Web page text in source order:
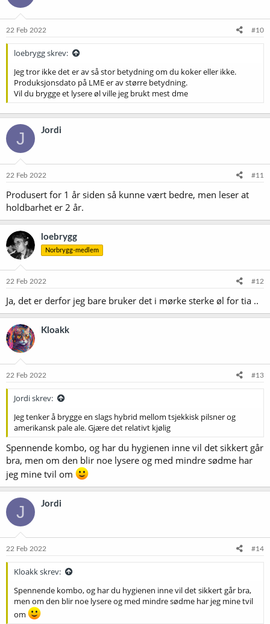
22 Feb 2022 #10
loebrygg skrev:
Jeg tror ikke det er av så stor betydning om du koker eller ikke.
Produksjonsdato på LME er av større betydning.
Vil du brygge et lysere øl ville jeg brukt mest dme
J Jordi
22 Feb 2022 #11
Produsert for 1 år siden så kunne vært bedre, men leser at
holdbarhet er 2 år.
loebrygg
Norbrygg-medlem
22 Feb 2022 #12
Ja, det er derfor jeg bare bruker det i mørke sterke øl for tia ..
Kloakk
22 Feb 2022 #13
Jordi skrev:
Jeg tenker å brygge en slags hybrid mellom tsjekkisk pilsner og
amerikansk pale ale. Gjære det relativt kjølig
Spennende kombo, og har du hygienen inne vil det sikkert går
bra, men om den blir noe lysere og med mindre sødme har
jeg mine tvil om
J Jordi
22 Feb 2022 #14
Kloakk skrev:
Spennende kombo, og har du hygienen inne vil det sikkert går bra,
men om den blir noe lysere og med mindre sødme har jeg mine tvil
om